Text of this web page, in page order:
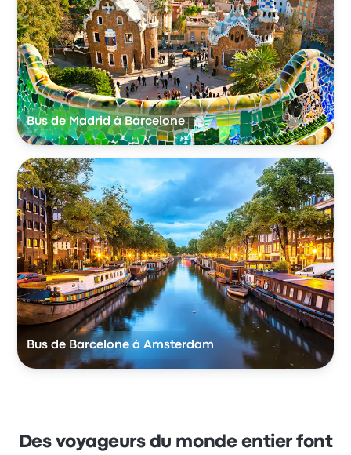
Bus de Madrid à Barcelone
Bus de Barcelone à Amsterdam
Des voyageurs du monde entier font